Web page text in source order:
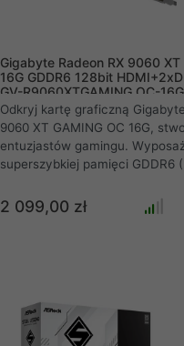
Gigabyte Radeon RX 9060 XT
16G GDDR6 128bit
GV-R9060XTGAMING OC-
Odkryj kartę graficzną
9060 XT GAMING OC 16G,
entuzjastów gamingu.
superszybkiej pamięci GDDR6
na przyszłe wyzwania.
chłodzenia WINDFORCE z
doznania i styl.
2 099,00 zł